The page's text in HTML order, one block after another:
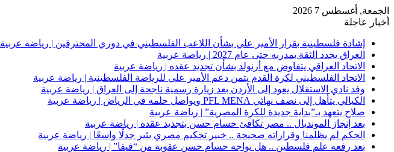
الجمعة, أغسطس 7 2026
أخبار عاجلة
إشادة فلسطينية بقرار الأمير علي بشأن اللاعب الفلسطيني في دوري المحترفين | رياضة عربية
العراق يجدد الثقة بمدربه حتى عام 2027 | رياضة عربية
الاتحاد العراقي يتفاوض مع أرنولد بشأن تجديد عقده | رياضة عربية
الاتحاد الفلسطيني لكرة القدم يثمن دعم الأمير علي للرياضة الفلسطينية | رياضة عربية
وفد نادي الاستقلال يعود إلى الأردن بعد زيارة رسمية ناجحة إلى العراق | رياضة عربية
الكيالي يتأهل إلى نصف نهائي PFL MENA ويواصل حلمه في الرياض | رياضة عربية
صلاح يتعهد بـ”بداية جديدة للكرة المصرية” | رياضة عربية
بعد إنجاز المونديال .. مصر تكافئ حسام حسن بتجديد عقده | رياضة عربية
الحكم لم يظلمنا وقراراته صحيحة .. خبير تحكيم مصري يثير جدلًا واسعًا | رياضة عربية
بعد رفعه علم فلسطين .. هل يواجه حسام حسن عقوبة من “فيفا” | رياضة عربية